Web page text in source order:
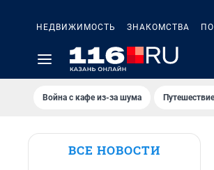
НЕДВИЖИМОСТЬ ЗНАКОМСТВА
Война с кафе из-за шума
ВСЕ НОВОСТИ